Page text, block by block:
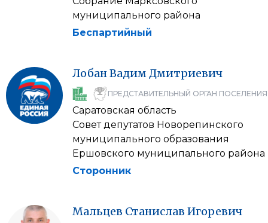
муниципального района
Беспартийный
ЛобанВадим Дмитриевич
ПРЕДСТАВИТЕЛЬНЫЙ ОРГАН ПОСЕЛЕНИЯ
Саратовская область
Совет депутатов Новорепинского
муниципального образования
Ершовского муниципального района
Сторонник
Мальцев Станислав Игоревич